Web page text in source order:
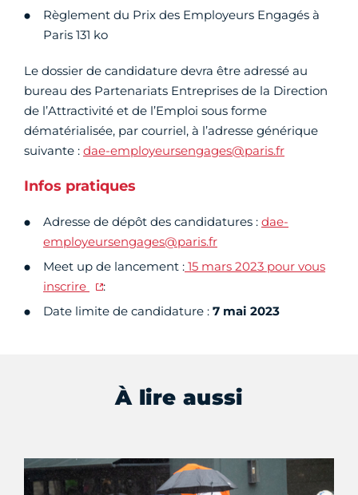
Règlement du Prix des Employeurs Engagés à
Paris 131 ko
Le dossier de candidature devra être adressé au
bureau des Partenariats Entreprises de la Direction
de l’Attractivité et de l’Emploi sous forme
dématérialisée, par courriel, à l’adresse générique
suivante : dae-employeursengages@paris.fr
Infos pratiques
Adresse de dépôt des candidatures : dae-
employeursengages@paris.fr
Meet up de lancement : 15 mars 2023 pour vous
inscrire
:
Date limite de candidature : 7 mai 2023
À lire aussi